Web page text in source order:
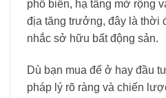
phố biển, hạ tầng mở rộng
địa tăng trưởng, đây là thời
nhắc sở hữu bất động sản.
Dù bạn mua để ở hay đầu
pháp lý rõ ràng và chiến